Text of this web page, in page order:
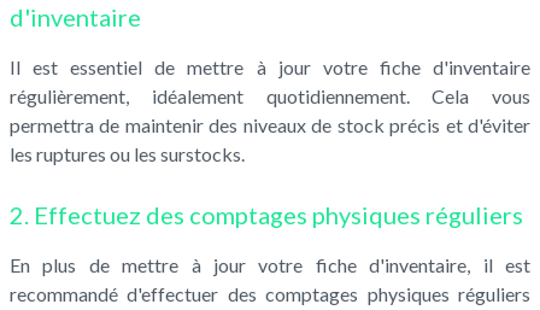
d'inventaire
Il est essentiel de mettre à jour votre fiche d'inventaire
régulièrement, idéalement quotidiennement. Cela vous
permettra de maintenir des niveaux de stock précis et d'éviter
les ruptures ou les surstocks.
2. Effectuez des comptages physiques réguliers
En plus de mettre à jour votre fiche d'inventaire, il est
recommandé d'effectuer des comptages physiques réguliers